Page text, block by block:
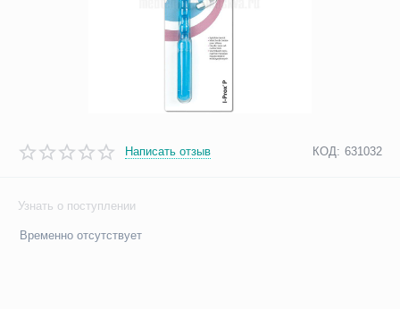
Написать отзыв КОД: 631032
Узнать о поступлении
Временно отсутствует